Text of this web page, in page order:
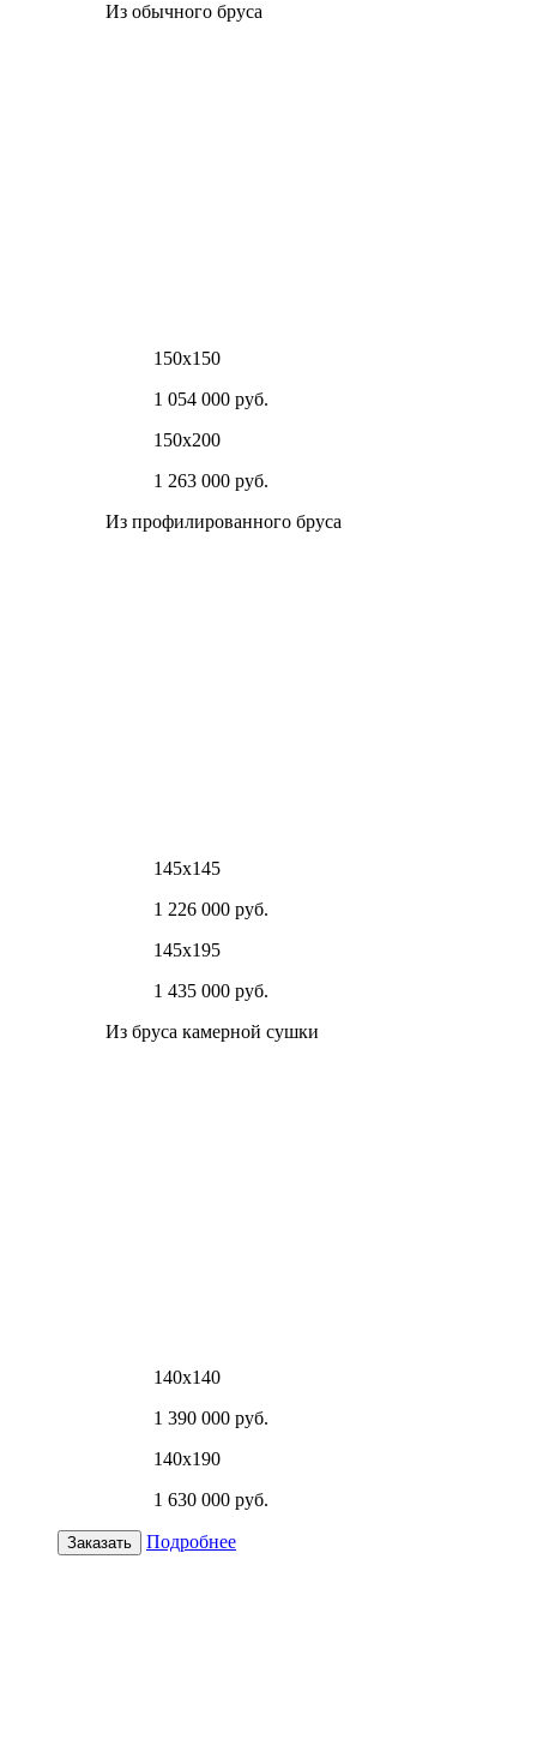
Из обычного бруса
150х150
1 054 000 руб.
150х200
1 263 000 руб.
Из профилированного бруса
145х145
1 226 000 руб.
145х195
1 435 000 руб.
Из бруса камерной сушки
140х140
1 390 000 руб.
140х190
1 630 000 руб.
Заказать Подробнее